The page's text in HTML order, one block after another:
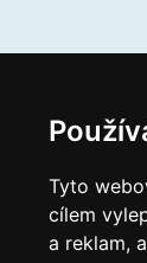
Tyto
cílem
a reklam,